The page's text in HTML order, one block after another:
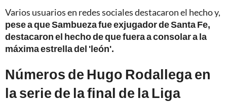
Varios usuarios en redes sociales destacaron el hecho y,
pese a que Sambueza fue exjugador de Santa Fe,
destacaron el hecho de que fuera a consolar a la
máxima estrella del 'león'.
Números de Hugo Rodallega en
la serie de la final de la Liga